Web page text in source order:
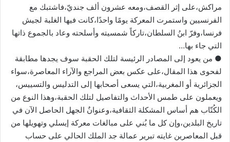
مراكش،على إثر القصف،ومعه عشرون ألف جنديّ،فاشتبك مع
الفرنسيين واستمرت المعركة يومًا واحدًا،كانت فيها الغلبة لجيش
فرنسا،وفرّ ابنُ السلطان،تاركاً شمسيته وأسلحته وعاد بالجموع ذاتها
التي جاء بها…
● من يعود إلى المصادر الرئيسة لتلك الحقبة سوف يجدها مطابقة
لفحوى هذا المقال،على عكس بعض المراجع والآراء المعاصرة،سواء
الجزائرية أو المغربية،التي يسعى أصحابها إلى التدليس والتسييس،
ويعملون على طمس الأحداث والتفاصيل لتلك الحقبة،وهذا النوع من
الكُتّاب هم أساس المشكلة الثقافية،وعنوانٌ الجهل الحاصل الآن في
تاريخ البلدين،وإن كل ما بُني على مبالغات معركة إيسلي وتهويلها من
قبل المعاصرين غايته تبرير عمالة جد الملك الحالي على حساب